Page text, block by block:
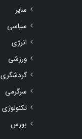
سایر
سیاسی
انرژی
ورزشی
گردشگری
سرگرمی
تکنولوژی
بورس